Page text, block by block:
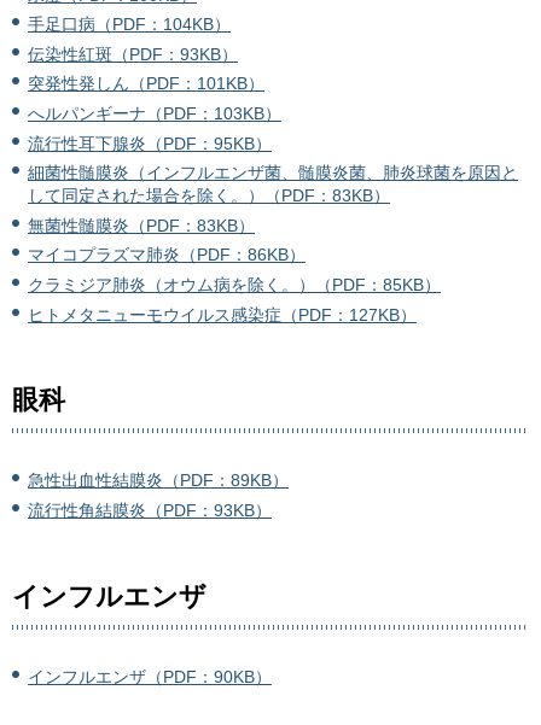
手足口病（PDF：104KB）
伝染性紅斑（PDF：93KB）
突発性発しん（PDF：101KB）
へルパンギーナ（PDF：103KB）
流行性耳下腺炎（PDF：95KB）
細菌性髄膜炎（インフルエンザ菌、髄膜炎菌、肺炎球菌を原因と
して同定された場合を除く。）（PDF：83KB）
無菌性髄膜炎（PDF：83KB）
マイコプラズマ肺炎（PDF：86KB）
クラミジア肺炎（オウム病を除く。）（PDF：85KB）
ヒトメタニューモウイルス感染症（PDF：127KB）
眼科
急性出血性結膜炎（PDF：89KB）
流行性角結膜炎（PDF：93KB）
インフルエンザ
インフルエンザ（PDF：90KB）